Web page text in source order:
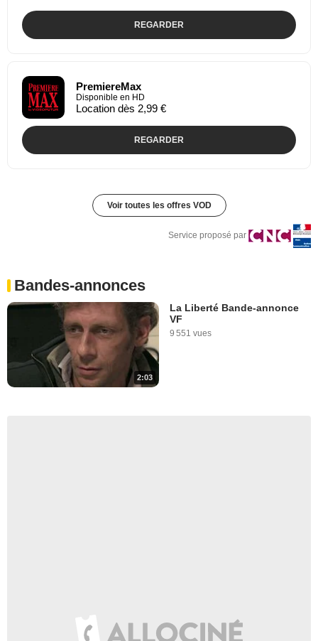
REGARDER
PremiereMax
Disponible en HD
Location dès 2,99 €
REGARDER
Voir toutes les offres VOD
Service proposé par
Bandes-annonces
2:03
La Liberté Bande-annonce
VF
9 551 vues